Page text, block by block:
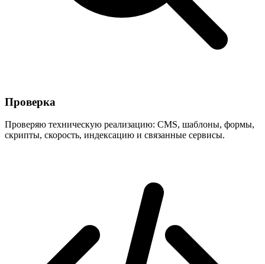
Проверка
Проверяю техническую реализацию: CMS, шаблоны, формы,
скрипты, скорость, индексацию и связанные сервисы.